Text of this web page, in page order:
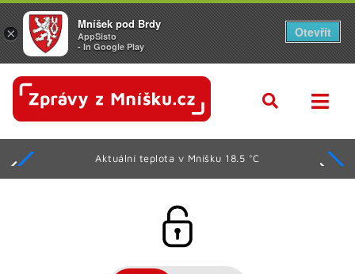
Aktuální teplota v Mníšku 18.5 °C
×
Mníšek pod Brdy
AppSisto
- In Google Play
Otevřít